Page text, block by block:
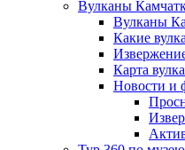
Вулканы
Вулканы
Какие
Карта
Новости и